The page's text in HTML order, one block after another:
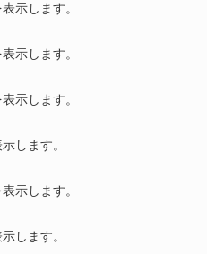
示します。
示します。
示します。
します。
示します。
します。